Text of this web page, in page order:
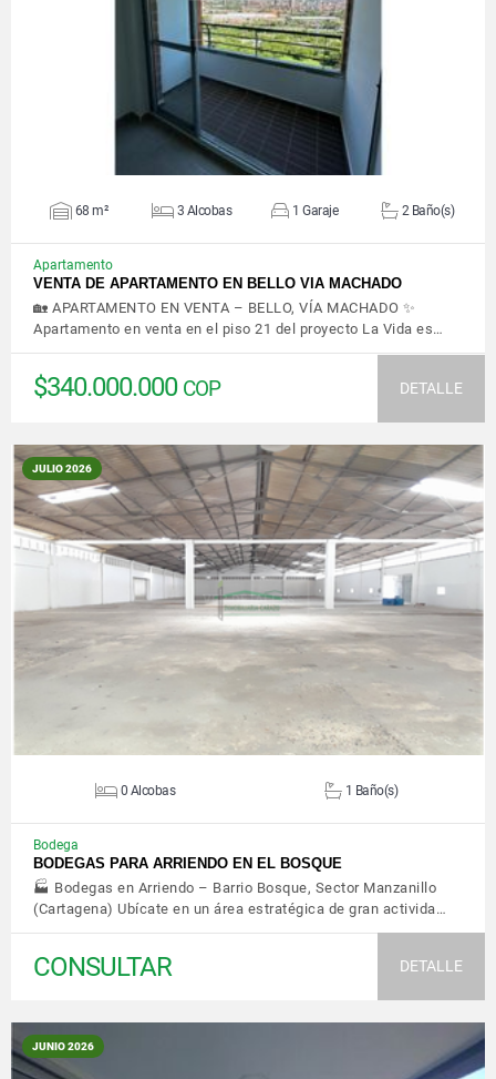
VER DETALLES
68 m² 3 Alcobas 1 Garaje 2 Baño(s)
Apartamento
VENTA DE APARTAMENTO EN BELLO VIA MACHADO
🏡 APARTAMENTO EN VENTA – BELLO, VÍA MACHADO ✨
Apartamento en venta en el piso 21 del proyecto La Vida es…
$340.000.000 COP DETALLE
JULIO 2026
VER DETALLES
0 Alcobas 1 Baño(s)
Bodega
BODEGAS PARA ARRIENDO EN EL BOSQUE
🏭 Bodegas en Arriendo – Barrio Bosque, Sector Manzanillo
(Cartagena) Ubícate en un área estratégica de gran activida…
CONSULTAR DETALLE
JUNIO 2026